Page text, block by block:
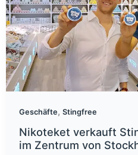
Geschäfte, Stingfree
Nikoteket verkauft
im Zentrum von